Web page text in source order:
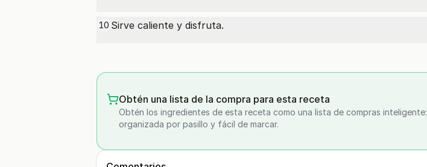
10 Sirve caliente y disfruta.
Obtén una lista de la compra para esta receta
Obtén los ingredientes de esta receta como una lista de compras inteligente:
organizada por pasillo y fácil de marcar.